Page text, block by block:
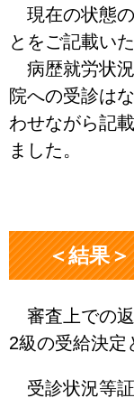
現在の状態
とをご記載い
病歴就労状
院への受診は
わせながら記
ました。
＜結果＞
審査上での
2級の受給決定
受診状況等